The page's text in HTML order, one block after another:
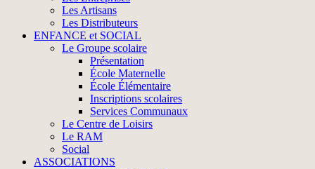
Les Artisans
Les Distributeurs
ENFANCE et SOCIAL
Le Groupe scolaire
Présentation
École Maternelle
École Élémentaire
Inscriptions scolaires
Services Communaux
Le Centre de Loisirs
Le RAM
Social
ASSOCIATIONS